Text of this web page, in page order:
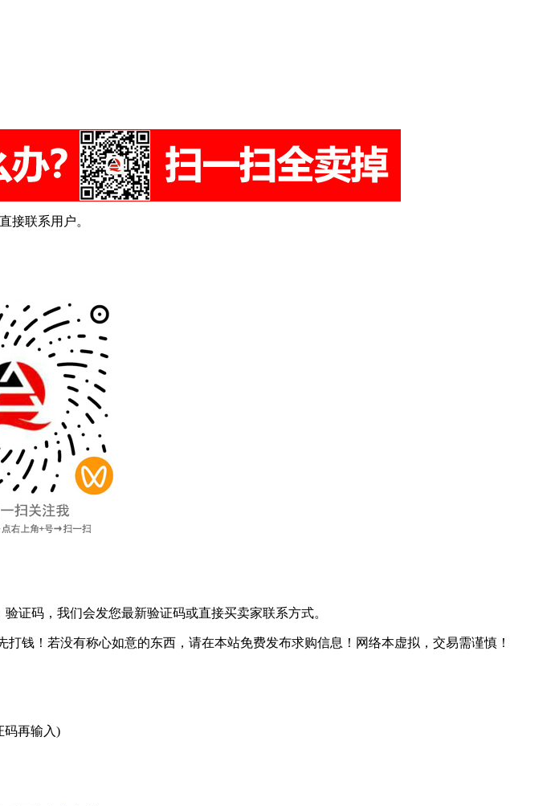
接联系用户。
验证码，我们会发您最新验证码或直接买卖家联系方式。
打钱！ 若没有称心如意的东西，请在本站免费发布求购信息！ 网络本虚拟，交易需谨慎！
再输入)